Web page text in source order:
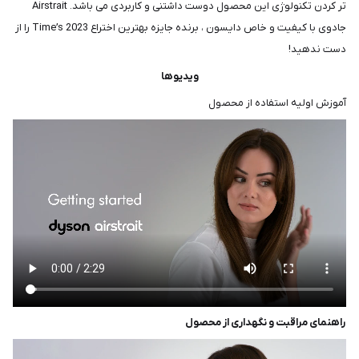
تر کردن تکنولوژی این محصول دوست داشتنی و کاربردی می باشد. Airstrait
جادوی با کیفیت و خاص دایسون ، برنده جایزه بهترین اختراع 2023 Time’s را از
دست ندهید!
ویدیوها
آموزش اولیه استفاده از محصول
راهنمای مراقبت و نگهداری از محصول